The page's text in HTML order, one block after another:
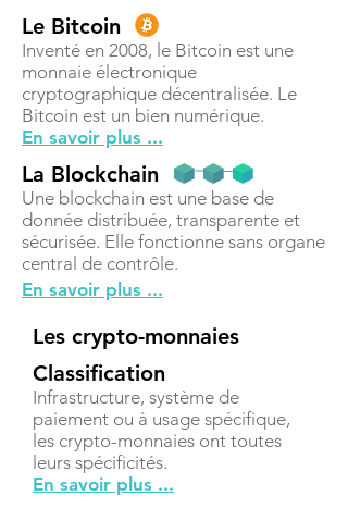
Le Bitcoin
Inventé en 2008, le Bitcoin est une
monnaie électronique
cryptographique décentralisée. Le
Bitcoin est un bien numérique.
En savoir plus ...
La Blockchain
Une blockchain est une base de
donnée distribuée, transparente et
sécurisée. Elle fonctionne sans organe
central de contrôle.
En savoir plus ...
Les crypto-monnaies
Classification
Infrastructure, système de
paiement ou à usage spécifique,
les crypto-monnaies ont toutes
leurs spécificités.
En savoir plus ...